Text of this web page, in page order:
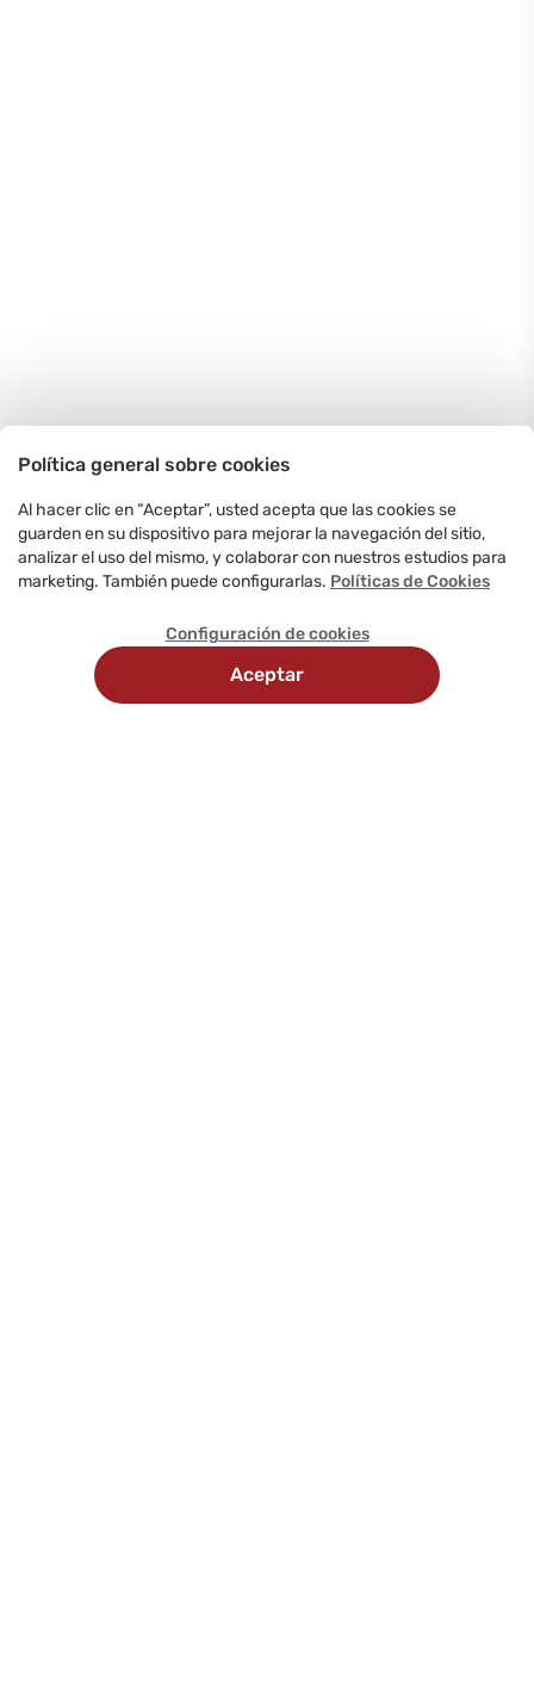
Política general sobre cookies
Al hacer clic en “Aceptar”, usted acepta que las cookies se
guarden en su dispositivo para mejorar la navegación del sitio,
analizar el uso del mismo, y colaborar con nuestros estudios para
marketing. También puede configurarlas. Políticas de Cookies
Configuración de cookies
Aceptar